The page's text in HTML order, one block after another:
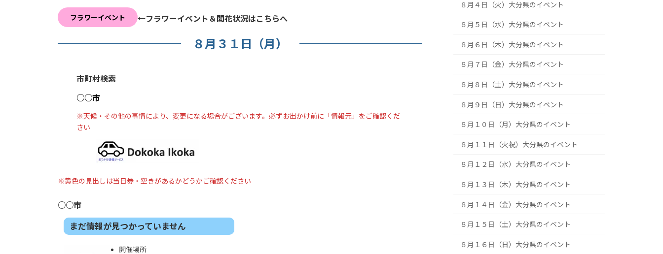
フラワーイベント ←フラワーイベント＆開花状況はこちらへ
８月３１日（月）
市町村検索
○○市
※天候・その他の事情により、変更になる場合がございます。必ずお出かけ前に「情報元」をご確認くだ
さい
※黄色の見出しは当日券・空きがあるかどうかご確認ください
○○市
まだ情報が見つかっていません
開催場所
今日のイベント
８月２日（日）大分県のイベント
８月３日（月）大分県のイベント
８月４日（火）大分県のイベント
８月５日（水）大分県のイベント
８月６日（木）大分県のイベント
８月７日（金）大分県のイベント
８月８日（土）大分県のイベント
８月９日（日）大分県のイベント
８月１０日（月）大分県のイベント